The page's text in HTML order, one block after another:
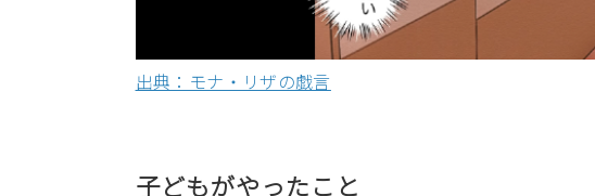
出典：モナ・リザの戯言
子どもがやったこと